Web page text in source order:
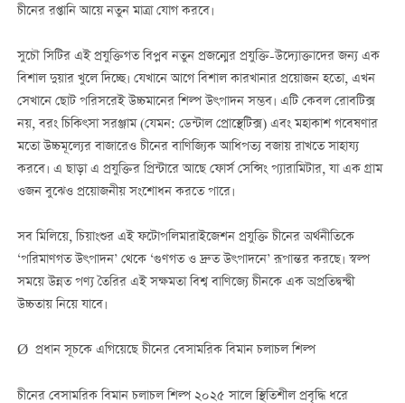
চীনের রপ্তানি আয়ে নতুন মাত্রা যোগ করবে।
সুচৌ সিটির এই প্রযুক্তিগত বিপ্লব নতুন প্রজন্মের প্রযুক্তি-উদ্যোক্তাদের জন্য এক
বিশাল দুয়ার খুলে দিচ্ছে। যেখানে আগে বিশাল কারখানার প্রয়োজন হতো, এখন
সেখানে ছোট পরিসরেই উচ্চমানের শিল্প উৎপাদন সম্ভব। এটি কেবল রোবটিক্স
নয়, বরং চিকিৎসা সরঞ্জাম (যেমন: ডেন্টাল প্রোস্থেটিক্স) এবং মহাকাশ গবেষণার
মতো উচ্চমূল্যের বাজারেও চীনের বাণিজ্যিক আধিপত্য বজায় রাখতে সাহায্য
করবে। এ ছাড়া এ প্রযুক্তির প্রিন্টারে আছে ফোর্স সেন্সিং প্যারামিটার, যা এক গ্রাম
ওজন বুঝেও প্রয়োজনীয় সংশোধন করতে পারে।
সব মিলিয়ে, চিয়াংশুর এই ফটোপলিমারাইজেশন প্রযুক্তি চীনের অর্থনীতিকে
‘পরিমাণগত উৎপাদন’ থেকে ‘গুণগত ও দ্রুত উৎপাদনে’ রূপান্তর করছে। স্বল্প
সময়ে উন্নত পণ্য তৈরির এই সক্ষমতা বিশ্ব বাণিজ্যে চীনকে এক অপ্রতিদ্বন্দ্বী
উচ্চতায় নিয়ে যাবে।
Ø প্রধান সূচকে এগিয়েছে চীনের বেসামরিক বিমান চলাচল শিল্প
চীনের বেসামরিক বিমান চলাচল শিল্প ২০২৫ সালে স্থিতিশীল প্রবৃদ্ধি ধরে